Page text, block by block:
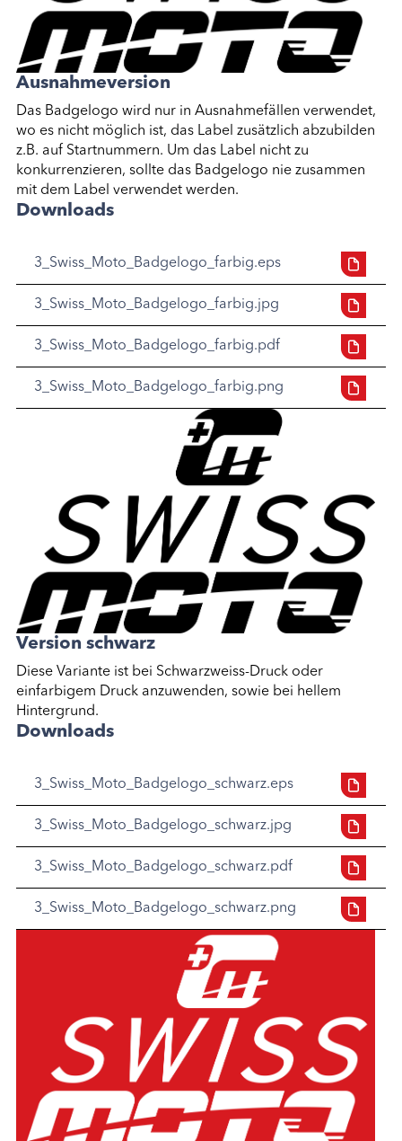
Ausnahmeversion
Das Badgelogo wird nur in Ausnahmefällen verwendet,
wo es nicht möglich ist, das Label zusätzlich abzubilden
z.B. auf Startnummern. Um das Label nicht zu
konkurrenzieren, sollte das Badgelogo nie zusammen
mit dem Label verwendet werden.
Downloads
3_Swiss_Moto_Badgelogo_farbig.eps
3_Swiss_Moto_Badgelogo_farbig.jpg
3_Swiss_Moto_Badgelogo_farbig.pdf
3_Swiss_Moto_Badgelogo_farbig.png
Version schwarz
Diese Variante ist bei Schwarzweiss-Druck oder
einfarbigem Druck anzuwenden, sowie bei hellem
Hintergrund.
Downloads
3_Swiss_Moto_Badgelogo_schwarz.eps
3_Swiss_Moto_Badgelogo_schwarz.jpg
3_Swiss_Moto_Badgelogo_schwarz.pdf
3_Swiss_Moto_Badgelogo_schwarz.png